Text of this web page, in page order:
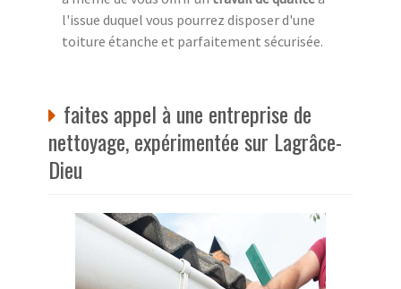
l'issue duquel vous pourrez disposer d'une
toiture étanche et parfaitement sécurisée.
faites appel à une entreprise de
nettoyage, expérimentée sur Lagrâce-
Dieu